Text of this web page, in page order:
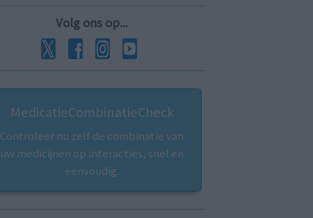
Volg ons op...
MedicatieCombinatieCheck
Controleer nu zelf de combinatie van
uw medicijnen op interacties, snel en
eenvoudig.